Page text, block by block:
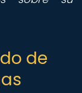
de